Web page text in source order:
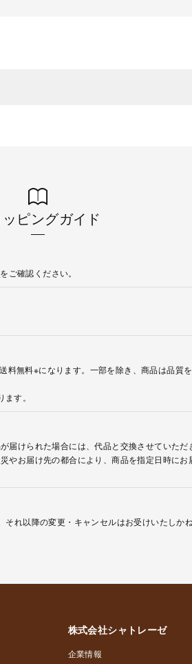
ッピングガイド
をご確認ください。
無料※になります。一部を除き、商品は品質
す。
けられた場合には、代品と交換させていた
お届け先の都合により、商品を指定日時に
れ以降の変更・キャンセルはお受けいたしか
株式会社シャトレーゼ
企業情報